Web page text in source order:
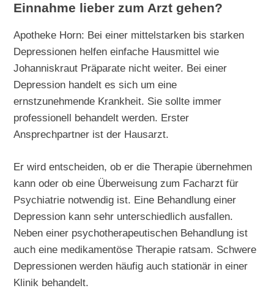
Einnahme lieber zum Arzt gehen?
Apotheke Horn: Bei einer mittelstarken bis starken
Depressionen helfen einfache Hausmittel wie
Johanniskraut Präparate nicht weiter. Bei einer
Depression handelt es sich um eine
ernstzunehmende Krankheit. Sie sollte immer
professionell behandelt werden. Erster
Ansprechpartner ist der Hausarzt.
Er wird entscheiden, ob er die Therapie übernehmen
kann oder ob eine Überweisung zum Facharzt für
Psychiatrie notwendig ist. Eine Behandlung einer
Depression kann sehr unterschiedlich ausfallen.
Neben einer psychotherapeutischen Behandlung ist
auch eine medikamentöse Therapie ratsam. Schwere
Depressionen werden häufig auch stationär in einer
Klinik behandelt.